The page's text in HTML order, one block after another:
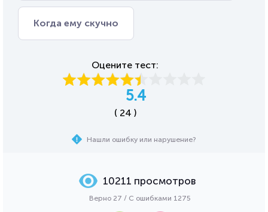
Когда ему скучно
Оцените тест:
5.4
( 24 )
Нашли ошибку или нарушение?
10211 просмотров
Верно 27 / С ошибками 1275